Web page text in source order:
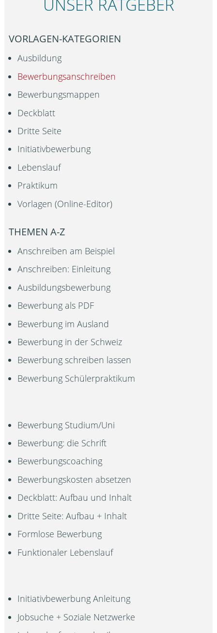
UNSER RATGEBER
VORLAGEN-KATEGORIEN
Ausbildung
Bewerbungsanschreiben
Bewerbungsmappen
Deckblatt
Dritte Seite
Initiativbewerbung
Lebenslauf
Praktikum
Vorlagen (Online-Editor)
THEMEN A-Z
Anschreiben am Beispiel
Anschreiben: Einleitung
Ausbildungsbewerbung
Bewerbung als PDF
Bewerbung im Ausland
Bewerbung in der Schweiz
Bewerbung schreiben lassen
Bewerbung Schülerpraktikum
Bewerbung Studium/Uni
Bewerbung: die Schrift
Bewerbungscoaching
Bewerbungskosten absetzen
Deckblatt: Aufbau und Inhalt
Dritte Seite: Aufbau + Inhalt
Formlose Bewerbung
Funktionaler Lebenslauf
Initiativbewerbung Anleitung
Jobsuche + Soziale Netzwerke